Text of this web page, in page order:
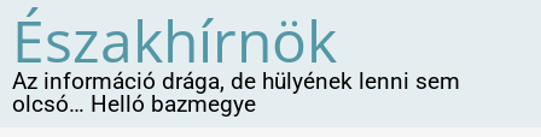
Északhírnök
Az információ drága, de hülyének lenni sem
olcsó… Helló bazmegye